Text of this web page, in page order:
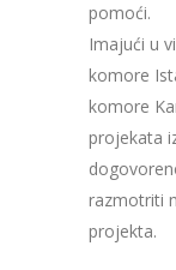
pomoći.
Imajući u
komore
komore
projekata
razmotriti
projekta.